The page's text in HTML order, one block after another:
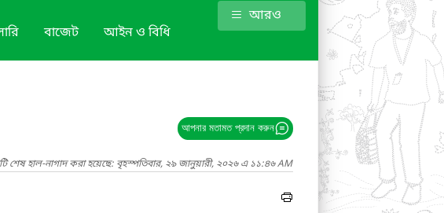
বাজেট আইন ও বিধি
আরও
আপনার মতামত প্রদান করুন
শেষ হাল-নাগাদ করা হয়েছে: বৃহস্পতিবার, ২৯ জানুয়ারী, ২০২৬ এ ১১:৪৬ AM